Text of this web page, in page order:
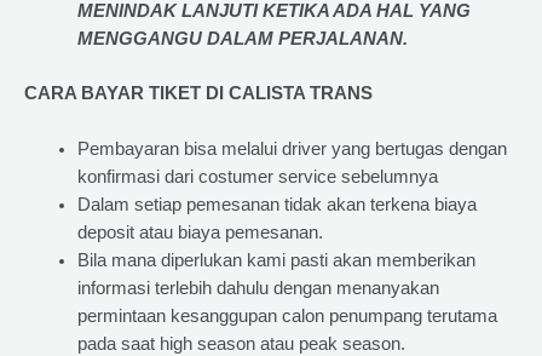
MENINDAK LANJUTI KETIKA ADA HAL YANG
MENGGANGU DALAM PERJALANAN.
CARA BAYAR TIKET DI CALISTA TRANS
Pembayaran bisa melalui driver yang bertugas dengan
konfirmasi dari costumer service sebelumnya
Dalam setiap pemesanan tidak akan terkena biaya
deposit atau biaya pemesanan.
Bila mana diperlukan kami pasti akan memberikan
informasi terlebih dahulu dengan menanyakan
permintaan kesanggupan calon penumpang terutama
pada saat high season atau peak season.